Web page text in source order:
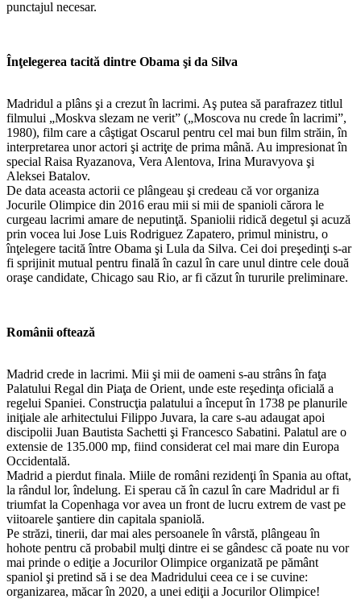
punctajul necesar.
Înţelegerea tacită dintre Obama şi da Silva
Madridul a plâns şi a crezut în lacrimi. Aş putea să parafrazez titlul
filmului „Moskva slezam ne verit” („Moscova nu crede în lacrimi”,
1980), film care a câştigat Oscarul pentru cel mai bun film străin, în
interpretarea unor actori şi actriţe de prima mână. Au impresionat în
special Raisa Ryazanova, Vera Alentova, Irina Muravyova şi
Aleksei Batalov.
De data aceasta actorii ce plângeau şi credeau că vor organiza
Jocurile Olimpice din 2016 erau mii si mii de spanioli cărora le
curgeau lacrimi amare de neputinţă. Spaniolii ridică degetul şi acuză
prin vocea lui Jose Luis Rodriguez Zapatero, primul ministru, o
înţelegere tacită între Obama şi Lula da Silva. Cei doi preşedinţi s-ar
fi sprijinit mutual pentru finală în cazul în care unul dintre cele două
oraşe candidate, Chicago sau Rio, ar fi căzut în tururile preliminare.
Românii oftează
Madrid crede in lacrimi. Mii şi mii de oameni s-au strâns în faţa
Palatului Regal din Piaţa de Orient, unde este reşedinţa oficială a
regelui Spaniei. Construcţia palatului a început în 1738 pe planurile
iniţiale ale arhitectului Filippo Juvara, la care s-au adaugat apoi
discipolii Juan Bautista Sachetti şi Francesco Sabatini. Palatul are o
extensie de 135.000 mp, fiind considerat cel mai mare din Europa
Occidentală.
Madrid a pierdut finala. Miile de români rezidenţi în Spania au oftat,
la rândul lor, îndelung. Ei sperau că în cazul în care Madridul ar fi
triumfat la Copenhaga vor avea un front de lucru extrem de vast pe
viitoarele şantiere din capitala spaniolă.
Pe străzi, tinerii, dar mai ales persoanele în vârstă, plângeau în
hohote pentru că probabil mulţi dintre ei se gândesc că poate nu vor
mai prinde o ediţie a Jocurilor Olimpice organizată pe pământ
spaniol şi pretind să i se dea Madridului ceea ce i se cuvine:
organizarea, măcar în 2020, a unei ediţii a Jocurilor Olimpice!